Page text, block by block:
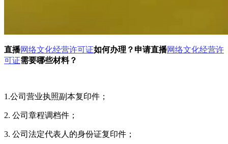
直播网络文化经营许可证如何办理？申请直播网络文化经营许
可证需要哪些材料？
1.公司营业执照副本复印件；
2. 公司章程调档件；
3. 公司法定代表人的身份证复印件；